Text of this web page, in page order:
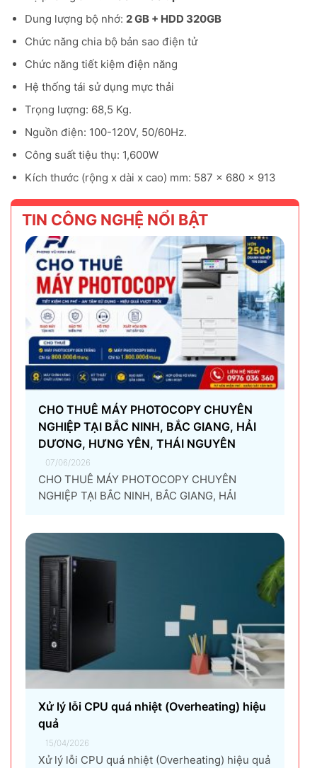
Dung lượng bộ nhớ: 2 GB + HDD 320GB
Chức năng chia bộ bản sao điện tử
Chức năng tiết kiệm điện năng
Hệ thống tái sử dụng mực thải
Trọng lượng: 68,5 Kg.
Nguồn điện: 100-120V, 50/60Hz.
Công suất tiệu thụ: 1,600W
Kích thước (rộng x dài x cao) mm: 587 x 680 x 913
TIN CÔNG NGHỆ NỔI BẬT
CHO THUÊ MÁY PHOTOCOPY CHUYÊN
NGHIỆP TẠI BẮC NINH, BẮC GIANG, HẢI
DƯƠNG, HƯNG YÊN, THÁI NGUYÊN
07/06/2026
CHO THUÊ MÁY PHOTOCOPY CHUYÊN
NGHIỆP TẠI BẮC NINH, BẮC GIANG, HẢI
chi phí vận hành, ngày càng nhiều doanh
nghiệp lựa chọn giải pháp...
Xử lý lỗi CPU quá nhiệt (Overheating) hiệu
quả
15/04/2026
Xử lý lỗi CPU quá nhiệt (Overheating) hiệu quả